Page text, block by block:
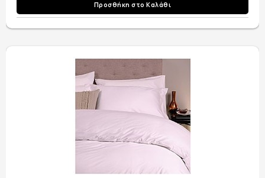
Προσθήκη στο Καλάθι